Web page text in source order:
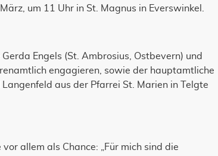
um 11 Uhr in St. Magnus in Everswinkel.
Engels (St. Ambrosius, Ostbevern) und
engagieren, sowie der hauptamtliche
aus der Pfarrei St. Marien in Telgte
allem als Chance: „Für mich sind die